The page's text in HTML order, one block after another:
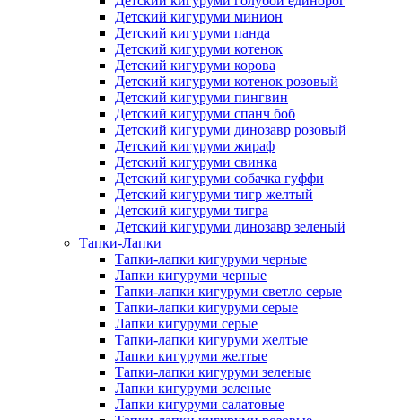
Детский кигуруми минион
Детский кигуруми панда
Детский кигуруми котенок
Детский кигуруми корова
Детский кигуруми котенок розовый
Детский кигуруми пингвин
Детский кигуруми спанч боб
Детский кигуруми динозавр розовый
Детский кигуруми жираф
Детский кигуруми свинка
Детский кигуруми собачка гуффи
Детский кигуруми тигр желтый
Детский кигуруми тигра
Детский кигуруми динозавр зеленый
Тапки-Лапки
Тапки-лапки кигуруми черные
Лапки кигуруми черные
Тапки-лапки кигуруми светло серые
Тапки-лапки кигуруми серые
Лапки кигуруми серые
Тапки-лапки кигуруми желтые
Лапки кигуруми желтые
Тапки-лапки кигуруми зеленые
Лапки кигуруми зеленые
Лапки кигуруми салатовые